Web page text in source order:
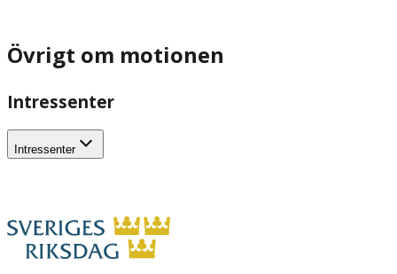
Övrigt om motionen
Intressenter
Intressenter